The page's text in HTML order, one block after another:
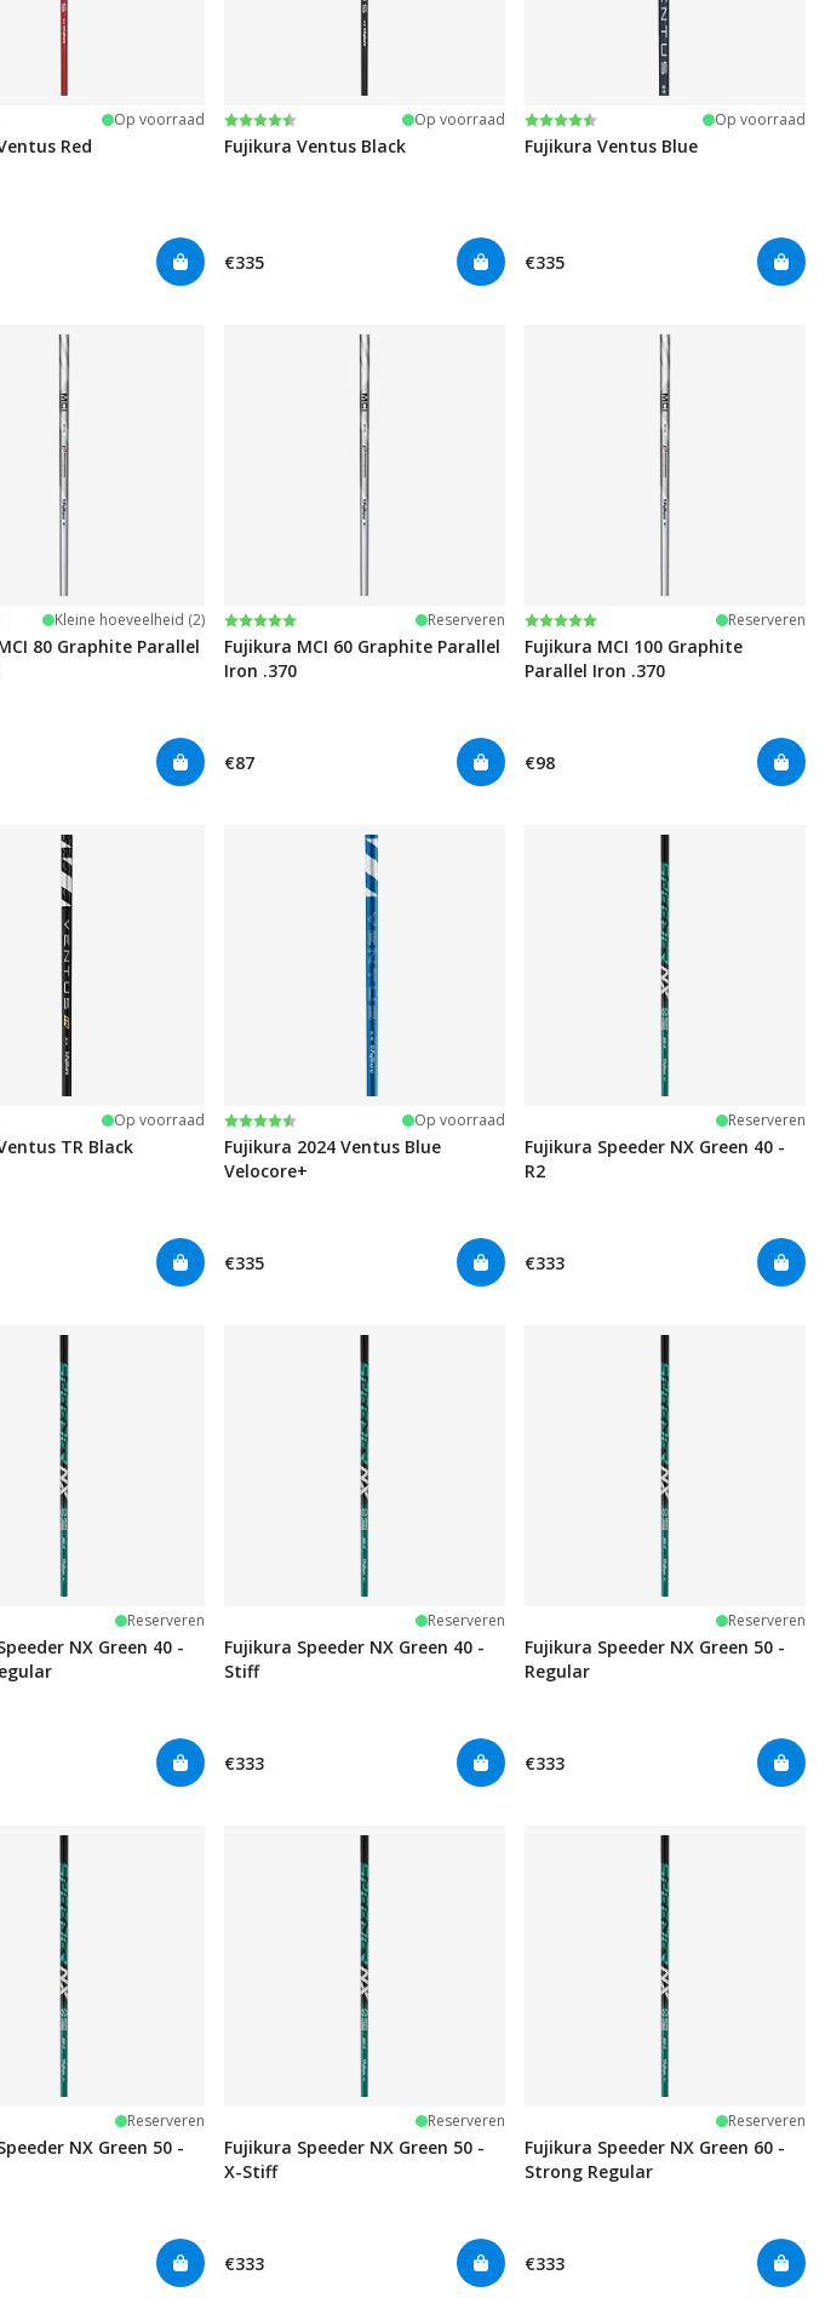
Op voorraad
Red
Beoordeling:
4.9 uit 5 sterren Op voorraad
Fujikura Ventus Black
€335
Beoordeling:
4.9 uit 5 sterren Op voorraad
Fujikura Ventus Blue
€335
Kleine hoeveelheid (2)
80 Graphite Parallel
Beoordeling:
5.0 uit 5 sterren Reserveren
Fujikura MCI 60 Graphite Parallel
Iron .370
€87
Beoordeling:
5.0 uit 5 sterren Reserveren
Fujikura MCI 100 Graphite
Parallel Iron .370
€98
Op voorraad
TR Black
Beoordeling:
4.8 uit 5 sterren Op voorraad
Fujikura 2024 Ventus Blue
Velocore+
€335
Reserveren
Fujikura Speeder NX Green 40 -
R2
€333
Reserveren
NX Green 40 -
Reserveren
Fujikura Speeder NX Green 40 -
Stiff
€333
Reserveren
Fujikura Speeder NX Green 50 -
Regular
€333
Reserveren
NX Green 50 -
Reserveren
Fujikura Speeder NX Green 50 -
X-Stiff
€333
Reserveren
Fujikura Speeder NX Green 60 -
Strong Regular
€333